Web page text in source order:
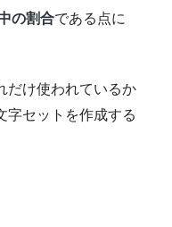
の割合である点に
だけ使われているか
字セットを作成する